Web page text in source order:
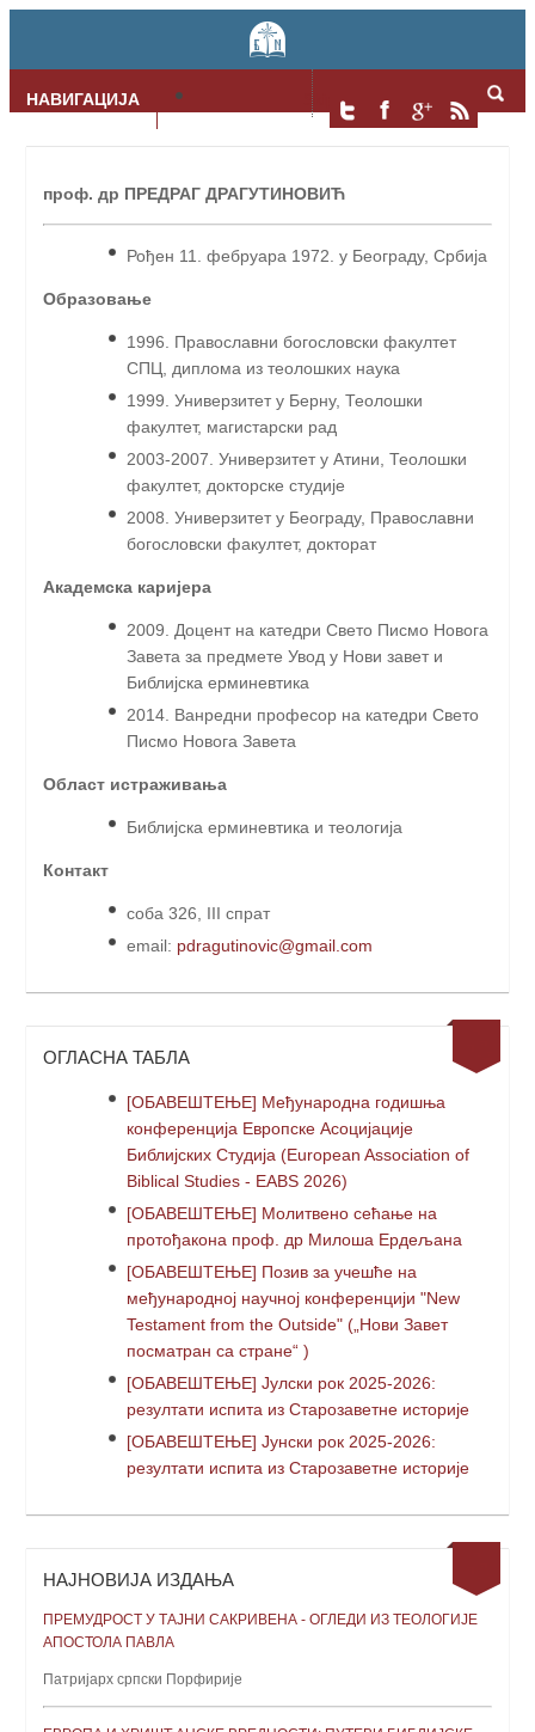
НАВИГАЦИЈА Skip to content
проф. др ПРЕДРАГ ДРАГУТИНОВИЋ
Рођен 11. фебруара 1972. у Београду, Србија
Образовање
1996. Православни богословски факултет
СПЦ, диплома из теолошких наука
1999. Универзитет у Берну, Теолошки
факултет, магистарски рад
2003-2007. Универзитет у Атини, Теолошки
факултет, докторске студије
2008. Универзитет у Београду, Православни
богословски факултет, докторат
Академска каријера
2009. Доцент на катедри Свето Писмо Новога
Завета за предмете Увод у Нови завет и
Библијска ерминевтика
2014. Ванредни професор на катедри Свето
Писмо Новога Завета
Област истраживања
Библијска ерминевтика и теологија
Контакт
соба 326, III спрат
email: pdragutinovic@gmail.com
ОГЛАСНА ТАБЛА
[ОБАВЕШТЕЊЕ] Међународна годишња
конференција Европске Асоцијације
Библијских Студија (European Association of
Biblical Studies - EABS 2026)
[ОБАВЕШТЕЊЕ] Молитвено сећање на
протођакона проф. др Милоша Ердељана
[ОБАВЕШТЕЊЕ] Позив за учешће на
међународној научној конференцији "New
Testament from the Outside" („Нови Завет
посматран са стране“ )
[ОБАВЕШТЕЊЕ] Јулски рок 2025-2026:
резултати испита из Старозаветне историје
[ОБАВЕШТЕЊЕ] Јунски рок 2025-2026:
резултати испита из Старозаветне историје
НАЈНОВИЈА ИЗДАЊА
ПРЕМУДРОСТ У ТАЈНИ САКРИВЕНА - ОГЛЕДИ ИЗ ТЕОЛОГИЈЕ
АПОСТОЛА ПАВЛА
Патријарх српски Порфирије